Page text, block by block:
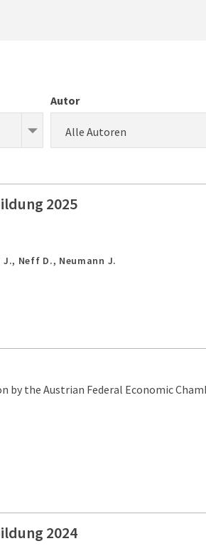
Autor
Alle Autoren
2025
Neff D., Neumann J.
the Austrian Federal Economic
2024